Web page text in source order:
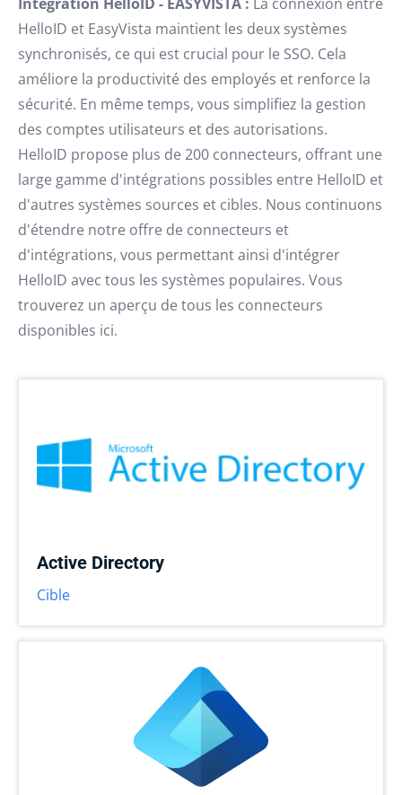
HelloID et EasyVista maintient les deux systèmes
synchronisés, ce qui est crucial pour le SSO. Cela
améliore la productivité des employés et renforce la
sécurité. En même temps, vous simplifiez la gestion
des comptes utilisateurs et des autorisations.
HelloID propose plus de 200 connecteurs, offrant une
large gamme d'intégrations possibles entre HelloID et
d'autres systèmes sources et cibles. Nous continuons
d'étendre notre offre de connecteurs et
d'intégrations, vous permettant ainsi d'intégrer
HelloID avec tous les systèmes populaires. Vous
trouverez un aperçu de tous les connecteurs
disponibles ici.
Active Directory
Cible